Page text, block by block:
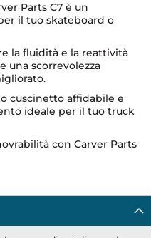
Parts C7 è un
il tuo skateboard o
la fluidità e la reattività
una scorrevolezza
cuscinetto affidabile e
ideale per il tuo truck
con Carver Parts